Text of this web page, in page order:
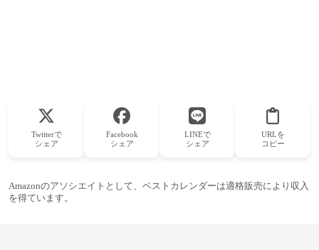
Twitterで
シェア
Facebook
シェア
LINEで
シェア
URLを
コピー
Amazonのアソシエイトとして、ベストカレンダーは適格販売により収入
を得ています。